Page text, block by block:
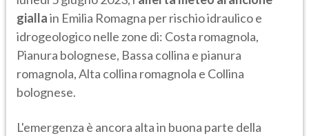
giallain Emilia Romagna per rischio idraulico e
idrogeologico nelle zone di: Costa romagnola,
Pianura bolognese, Bassa collina e pianura
romagnola, Alta collina romagnola e Collina
bolognese.
L'emergenza è ancora alta in buona parte della